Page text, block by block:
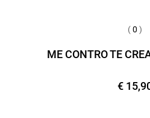
(0 )
ME CONTRO TE
€